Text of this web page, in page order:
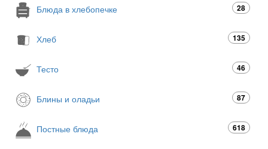
Блюда в хлебопечке 28
Хлеб 135
Тесто 46
Блины и оладьи 87
Постные блюда 618